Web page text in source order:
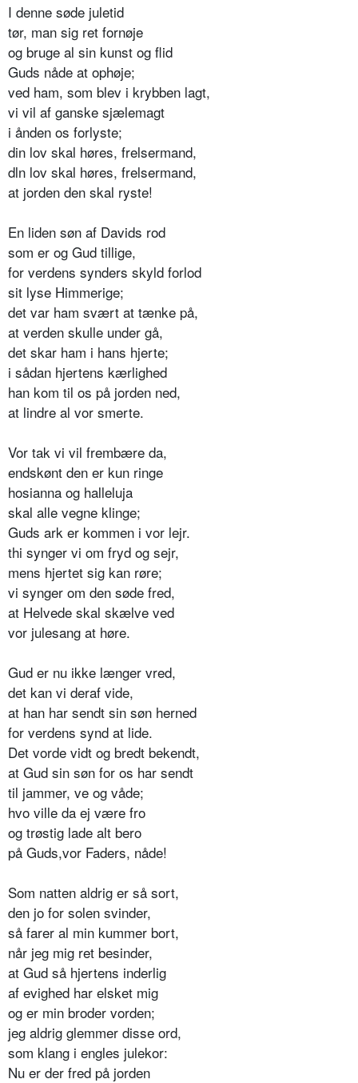
I denne søde juletid
tør, man sig ret fornøje
og bruge al sin kunst og flid
Guds nåde at ophøje;
ved ham, som blev i krybben lagt,
vi vil af ganske sjælemagt
i ånden os forlyste;
din lov skal høres, frelsermand,
dln lov skal høres, frelsermand,
at jorden den skal ryste!
En liden søn af Davids rod
som er og Gud tillige,
for verdens synders skyld forlod
sit lyse Himmerige;
det var ham svært at tænke på,
at verden skulle under gå,
det skar ham i hans hjerte;
i sådan hjertens kærlighed
han kom til os på jorden ned,
at lindre al vor smerte.
Vor tak vi vil frembære da,
endskønt den er kun ringe
hosianna og halleluja
skal alle vegne klinge;
Guds ark er kommen i vor lejr.
thi synger vi om fryd og sejr,
mens hjertet sig kan røre;
vi synger om den søde fred,
at Helvede skal skælve ved
vor julesang at høre.
Gud er nu ikke længer vred,
det kan vi deraf vide,
at han har sendt sin søn herned
for verdens synd at lide.
Det vorde vidt og bredt bekendt,
at Gud sin søn for os har sendt
til jammer, ve og våde;
hvo ville da ej være fro
og trøstig lade alt bero
på Guds,vor Faders, nåde!
Som natten aldrig er så sort,
den jo for solen svinder,
så farer al min kummer bort,
når jeg mig ret besinder,
at Gud så hjertens inderlig
af evighed har elsket mig
og er min broder vorden;
jeg aldrig glemmer disse ord,
som klang i engles julekor:
Nu er der fred på jorden